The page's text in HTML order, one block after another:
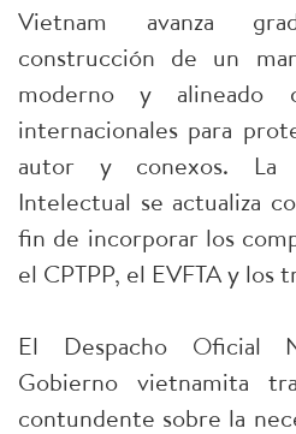
Vietnam avanza
construcción de un
moderno y alineado
internacionales para
autor y conexos. La
Intelectual se actualiza
fin de incorporar los
el CPTPP, el EVFTA y los
El Despacho Oficial
Gobierno vietnamita
contundente sobre la